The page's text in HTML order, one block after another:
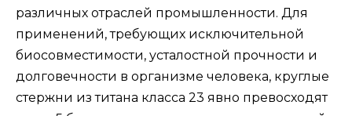
различных отраслей промышленности. Для
применений, требующих исключительной
биосовместимости, усталостной прочности и
долговечности в организме человека, круглые
стержни из титана класса 23 явно превосходят